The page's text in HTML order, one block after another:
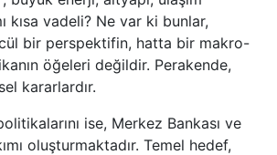
kısa vadeli? Ne var ki bunlar,
bir perspektifin, hatta bir makro-
öğeleri değildir. Perakende,
kararlardır.
ise, Merkez Bankası ve
oluşturmaktadır. Temel hedef,